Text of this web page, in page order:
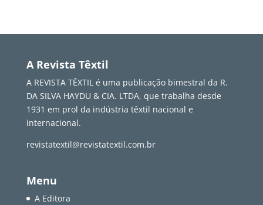
A Revista Têxtil
A REVISTA TÊXTIL é uma publicação bimestral da R.
DA SILVA HAYDU & CIA. LTDA, que trabalha desde
1931 em prol da indústria têxtil nacional e
internacional.
revistatextil@revistatextil.com.br
Menu
A Editora